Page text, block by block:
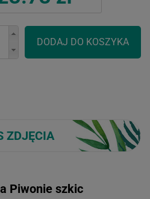
ZDJĘCIA
Piwonie szkic